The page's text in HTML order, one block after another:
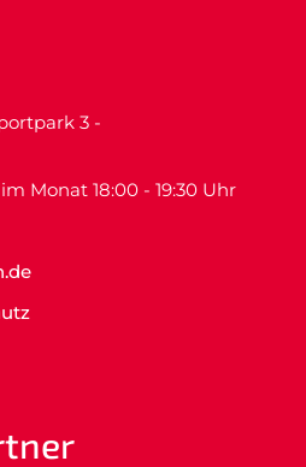
3 -
Monat 18:00 - 19:30 Uhr